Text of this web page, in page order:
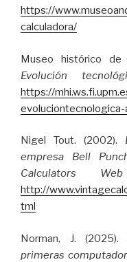
https://
calculadora/
Museo histórico de
Evolución
https://
Nigel Tout. (2002).
empresa Bell
Calculators
http://
tml
Norman, J. (2025).
primeras